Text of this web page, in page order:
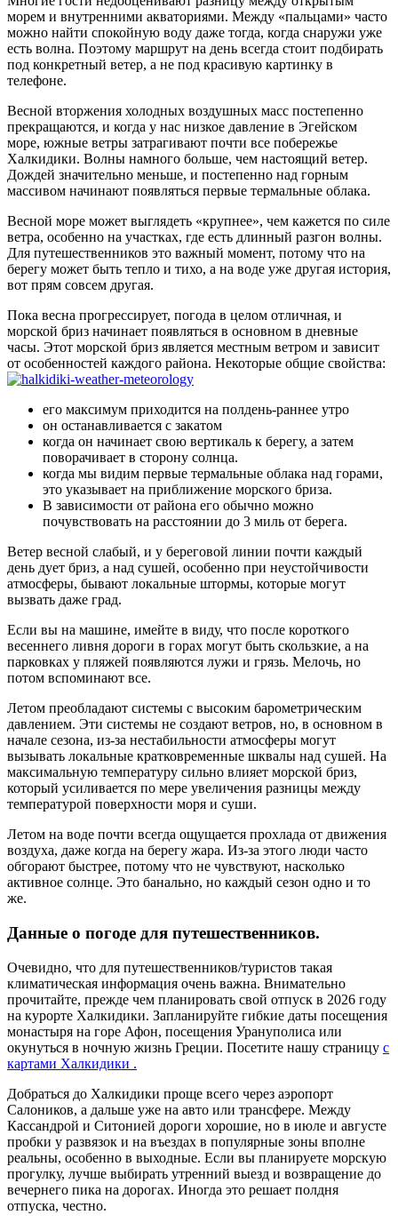
морем и внутренними акваториями. Между «пальцами» часто
можно найти спокойную воду даже тогда, когда снаружи уже
есть волна. Поэтому маршрут на день всегда стоит подбирать
под конкретный ветер, а не под красивую картинку в
телефоне.
Весной вторжения холодных воздушных масс постепенно
прекращаются, и когда у нас низкое давление в Эгейском
море, южные ветры затрагивают почти все побережье
Халкидики. Волны намного больше, чем настоящий ветер.
Дождей значительно меньше, и постепенно над горным
массивом начинают появляться первые термальные облака.
Весной море может выглядеть «крупнее», чем кажется по силе
ветра, особенно на участках, где есть длинный разгон волны.
Для путешественников это важный момент, потому что на
берегу может быть тепло и тихо, а на воде уже другая история,
вот прям совсем другая.
Пока весна прогрессирует, погода в целом отличная, и
морской бриз начинает появляться в основном в дневные
часы. Этот морской бриз является местным ветром и зависит
от особенностей каждого района. Некоторые общие свойства:
его максимум приходится на полдень-раннее утро
он останавливается с закатом
когда он начинает свою вертикаль к берегу, а затем
поворачивает в сторону солнца.
когда мы видим первые термальные облака над горами,
это указывает на приближение морского бриза.
В зависимости от района его обычно можно
почувствовать на расстоянии до 3 миль от берега.
Ветер весной слабый, и у береговой линии почти каждый
день дует бриз, а над сушей, особенно при неустойчивости
атмосферы, бывают локальные штормы, которые могут
вызвать даже град.
Если вы на машине, имейте в виду, что после короткого
весеннего ливня дороги в горах могут быть скользкие, а на
парковках у пляжей появляются лужи и грязь. Мелочь, но
потом вспоминают все.
Летом преобладают системы с высоким барометрическим
давлением. Эти системы не создают ветров, но, в основном в
начале сезона, из-за нестабильности атмосферы могут
вызывать локальные кратковременные шквалы над сушей. На
максимальную температуру сильно влияет морской бриз,
который усиливается по мере увеличения разницы между
температурой поверхности моря и суши.
Летом на воде почти всегда ощущается прохлада от движения
воздуха, даже когда на берегу жара. Из-за этого люди часто
обгорают быстрее, потому что не чувствуют, насколько
активное солнце. Это банально, но каждый сезон одно и то
же.
Данные о погоде для путешественников.
Очевидно, что для путешественников/туристов такая
климатическая информация очень важна. Внимательно
прочитайте, прежде чем планировать свой отпуск в 2026 году
на курорте Халкидики. Запланируйте гибкие даты посещения
монастыря на горе Афон, посещения Урануполиса или
окунуться в ночную жизнь Греции. Посетите нашу страницу с
картами Халкидики .
Добраться до Халкидики проще всего через аэропорт
Салоников, а дальше уже на авто или трансфере. Между
Кассандрой и Ситонией дороги хорошие, но в июле и августе
пробки у развязок и на въездах в популярные зоны вполне
реальны, особенно в выходные. Если вы планируете морскую
прогулку, лучше выбирать утренний выезд и возвращение до
вечернего пика на дорогах. Иногда это решает полдня
отпуска, честно.